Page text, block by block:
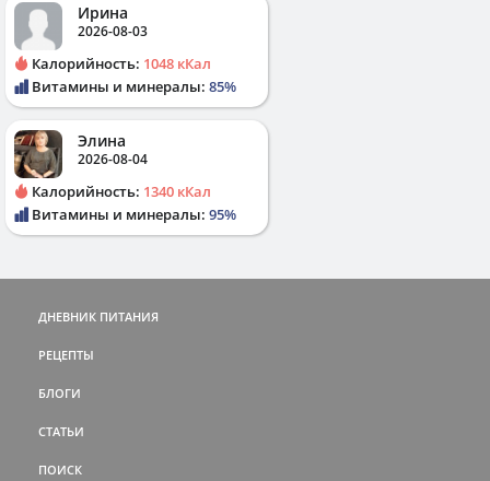
Ирина
2026-08-03
Калорийность: 1048 кКал
Витамины и минералы: 85%
Элина
2026-08-04
Калорийность: 1340 кКал
Витамины и минералы: 95%
ДНЕВНИК ПИТАНИЯ
РЕЦЕПТЫ
БЛОГИ
СТАТЬИ
ПОИСК